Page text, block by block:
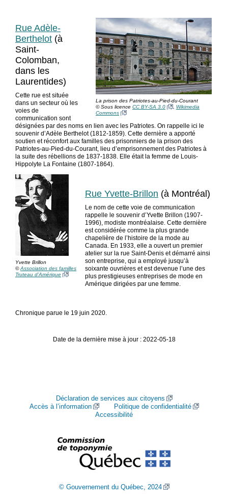
La prison des Patriotes-au-Pied-du-Courant
© Sous licence CC BY-SA 3.0 , Wikimedia
Commons
Rue Adèle-
Berthelot (à
Saint-
Colomban,
dans les
Laurentides)
Cette rue est située
dans un secteur où les
voies de
communication sont
désignées par des noms en lien avec les Patriotes. On rappelle ici le
souvenir d’Adèle Berthelot (1812-1859). Cette dernière a apporté
soutien et réconfort aux familles des prisonniers de la prison des
Patriotes-au-Pied-du-Courant, lieu d’emprisonnement des Patriotes à
la suite des rébellions de 1837-1838. Elle était la femme de Louis-
Hippolyte La Fontaine (1807-1864).
Yvette Brillon
©Association des familles
Truteau d’Amérique
Rue Yvette-Brillon (à Montréal)
Le nom de cette voie de communication
rappelle le souvenir d’Yvette Brillon (1907-
1996), modiste montréalaise. Cette dernière
est considérée comme la plus grande
chapelière de l’histoire de la mode au
Canada. En 1933, elle a ouvert un premier
atelier sur la rue Saint-Denis et démarré ainsi
son entreprise, qui a employé jusqu’à
soixante ouvrières et est devenue l’une des
plus prestigieuses entreprises de mode en
Amérique dirigées par une femme.
Chronique parue le 19 juin 2020.
Date de la dernière mise à jour : 2022-05-18
Déclaration de services aux citoyens
Accès à l’information
Politique de confidentialité
Accessibilité
© Gouvernement du Québec, 2024